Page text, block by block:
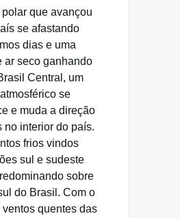
que avançou
se afastando
dias e uma
ar seco ganhando
Central, um
se
e muda a direção
no interior do país.
frios vindos
sul e sudeste
sobre
do Brasil. Com o
ventos quentes das